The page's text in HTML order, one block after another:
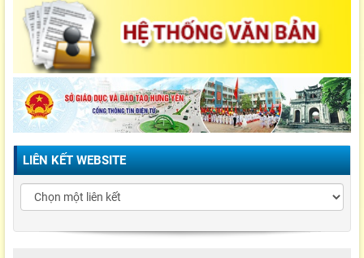
LIÊN KẾT WEBSITE